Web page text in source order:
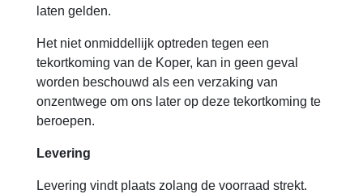
laten gelden.
Het niet onmiddellijk optreden tegen een
tekortkoming van de Koper, kan in geen geval
worden beschouwd als een verzaking van
onzentwege om ons later op deze tekortkoming te
beroepen.
Levering
Levering vindt plaats zolang de voorraad strekt.